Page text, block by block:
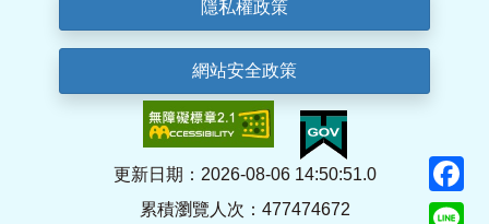
隱私權政策
網站安全政策
更新日期：2026-08-06 14:50:51.0
累積瀏覽人次：477474672